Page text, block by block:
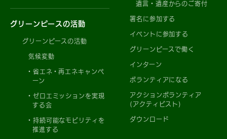
グリーンピースの活動
グリーンピースの活動
気候変動
省エネ・再エネキャンペ
ーン
ゼロエミッションを実現
する会
持続可能なモビリティを
推進する
遺言・遺産からのご寄付
署名に参加する
イベントに参加する
グリーンピースで働く
インターン
ボランティアになる
アクションボランティア
(アクティビスト)
ダウンロード